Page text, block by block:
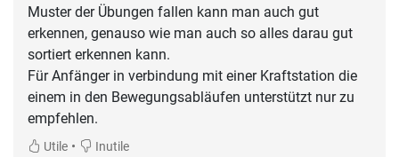
Muster der Übungen fallen kann man auch gut
erkennen, genauso wie man auch so alles darau gut
sortiert erkennen kann.
Für Anfänger in verbindung mit einer Kraftstation die
einem in den Bewegungsabläufen unterstützt nur zu
empfehlen.
Utile • Inutile